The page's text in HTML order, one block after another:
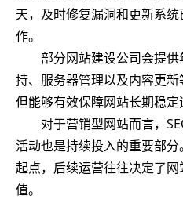
天，及时修复漏洞和更新系
作。
部分网站建设公司会提
持、服务器管理以及内容更新
但能够有效保障网站长期稳定
对于营销型网站而言，
活动也是持续投入的重要部
起点，后续运营往往决定了
值。